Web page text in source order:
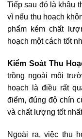
Tiếp sau đó là khâu
vì nếu thu hoạch
phẩm kém chất
hoạch một cách tốt
Kiểm Soát Thu
trồng ngoài môi
hoạch là điều rất
điểm, đúng độ chín
và chất lượng tốt
Ngoài ra, việc thu